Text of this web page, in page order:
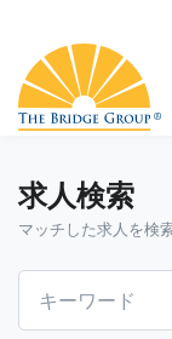
求人検索
マッチした求人を検